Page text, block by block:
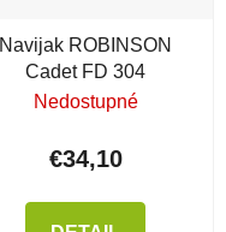
Navijak ROBINSON
Cadet FD 304
Nedostupné
€34,10